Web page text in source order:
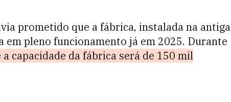
prometido que a fábrica, instalada na antiga
em pleno funcionamento já em 2025. Durante
capacidade da fábrica será de 150 mil